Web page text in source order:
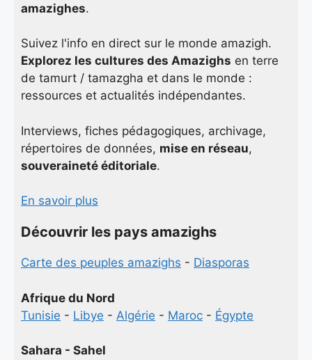
amazighes.
Suivez l'info en direct sur le monde amazigh.
Explorez les cultures des Amazighs en terre
de tamurt / tamazgha et dans le monde :
ressources et actualités indépendantes.
Interviews, fiches pédagogiques, archivage,
répertoires de données, mise en réseau,
souveraineté éditoriale.
En savoir plus
Découvrir les pays amazighs
Carte des peuples amazighs - Diasporas
Afrique du Nord
Tunisie - Libye - Algérie - Maroc - Égypte
Sahara - Sahel